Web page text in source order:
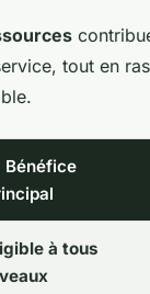
tout en
Bénéfice
à tous